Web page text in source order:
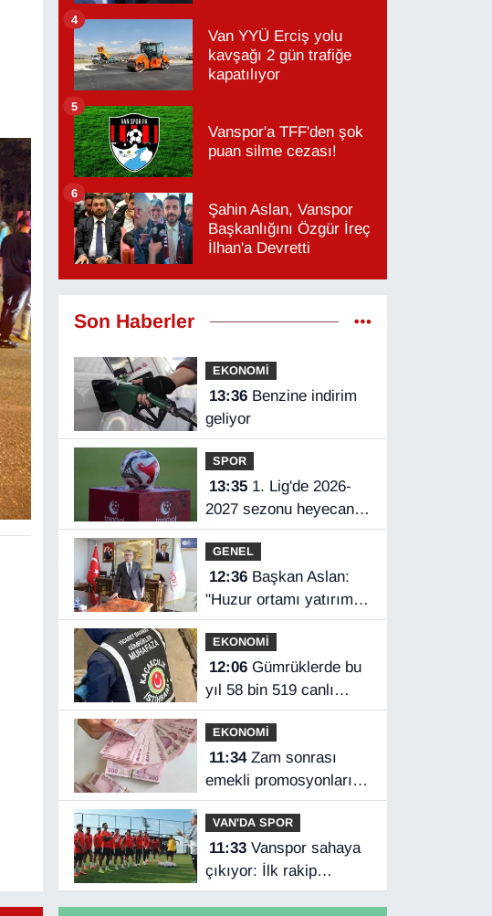
Van YYÜ Erciş yolu
kavşağı 2 gün trafiğe
kapatılıyor
4
Vanspor'a TFF'den şok
puan silme cezası!
5
Şahin Aslan, Vanspor
Başkanlığını Özgür İreç
İlhan'a Devretti
6
Son Haberler
EKONOMİ
13:36Benzine indirim
geliyor
SPOR
13:351. Lig'de 2026-
2027 sezonu heyecanı
yarın başlayacak
GENEL
12:36Başkan Aslan:
"Huzur ortamı yatırımın
en büyük güvencesidir"
EKONOMİ
12:06Gümrüklerde bu
yıl 58 bin 519 canlı
hayvan ele geçirildi
EKONOMİ
11:34Zam sonrası
emekli promosyonları
güncellendi!
VAN'DA SPOR
11:33Vanspor sahaya
çıkıyor: İlk rakip
Kayserispor